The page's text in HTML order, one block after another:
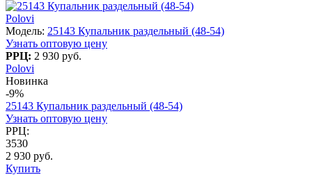
Polovi
Модель: 25143 Купальник раздельный (48-54)
Узнать оптовую цену
РРЦ: 2 930 руб.
Polovi
Новинка
-9%
25143 Купальник раздельный (48-54)
Узнать оптовую цену
РРЦ:
3530
2 930 руб.
Купить